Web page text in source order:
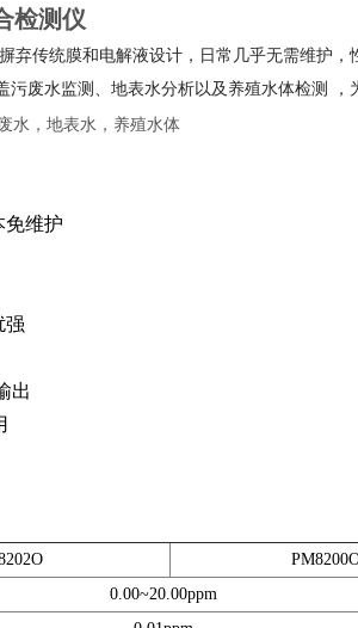
检测仪
弃传统膜和电解液设计，日常几乎无需维护
废水监测、地表水分析以及养殖水体检测 ，
水，地表水，养殖水体
免维护
强
出
0.00~20.00ppm